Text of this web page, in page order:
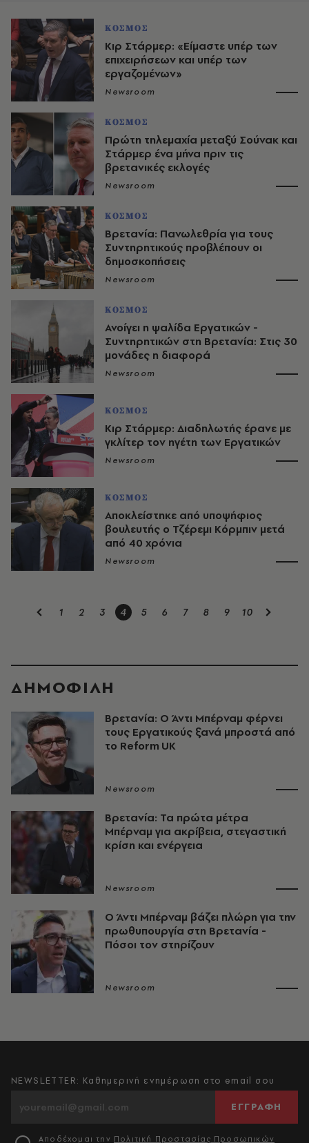
ΚΟΣΜΟΣ
Κιρ Στάρμερ: «Είμαστε υπέρ των
επιχειρήσεων και υπέρ των
εργαζομένων»
Newsroom
ΚΟΣΜΟΣ
Πρώτη τηλεμαχία μεταξύ Σούνακ και
Στάρμερ ένα μήνα πριν τις
βρετανικές εκλογές
Newsroom
ΚΟΣΜΟΣ
Βρετανία: Πανωλεθρία για τους
Συντηρητικούς προβλέπουν οι
δημοσκοπήσεις
Newsroom
ΚΟΣΜΟΣ
Ανοίγει η ψαλίδα Εργατικών -
Συντηρητικών στη Βρετανία: Στις 30
μονάδες η διαφορά
Newsroom
ΚΟΣΜΟΣ
Κιρ Στάρμερ: Διαδηλωτής έρανε με
γκλίτερ τον ηγέτη των Εργατικών
Newsroom
ΚΟΣΜΟΣ
Αποκλείστηκε από υποψήφιος
βουλευτής ο Τζέρεμι Κόρμπιν μετά
από 40 χρόνια
Newsroom
1 2 3 4 5 6 7 8 9 10
ΔΗΜΟΦΙΛΗ
Βρετανία: Ο Άντι Μπέρναμ φέρνει
τους Εργατικούς ξανά μπροστά από
το Reform UK
Newsroom
Βρετανία: Τα πρώτα μέτρα
Μπέρναμ για ακρίβεια, στεγαστική
κρίση και ενέργεια
Newsroom
Ο Άντι Μπέρναμ βάζει πλώρη για την
πρωθυπουργία στη Βρετανία -
Πόσοι τον στηρίζουν
Newsroom
NEWSLETTER: Καθημερινή ενημέρωση στο email σου
ΕΓΓΡΑΦΗ
Αποδέχομαι την Πολιτική Προστασίας Προσωπικών